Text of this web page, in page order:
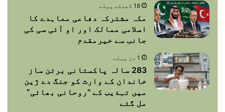
18 گھنٹے پہلے
مکہ مشترکہ دفاعی معاہدے کا
اسلامی ممالک اور او آئی سی کی
جانب سے خیرمقدم
1 دن پہلے
283 سالہ پاکستانی برتن ساز
خاندان کے وارث کو جنگ دے ژین
میں تہذیب کے "روحانی بھائی”
مل گئے